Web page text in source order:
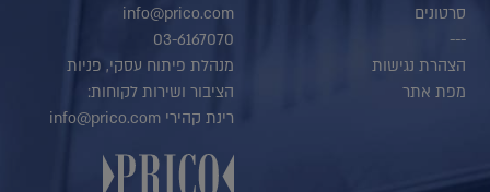
סרטונים
---
הצהרת נגישות
מפת אתר
info@prico.com
03-6167070
מנהלת פיתוח עסקי, פניות
הציבור ושירות לקוחות:
רינת קהירי info@prico.com